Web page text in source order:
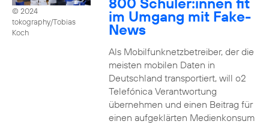
© 2024
tokography/Tobias
Koch
im Umgang mit Fake-
News
Als Mobilfunknetzbetreiber, der die
meisten mobilen Daten in
Deutschland transportiert, will o2
Telefónica Verantwortung
übernehmen und einen Beitrag für
einen aufgeklärten Medienkonsum